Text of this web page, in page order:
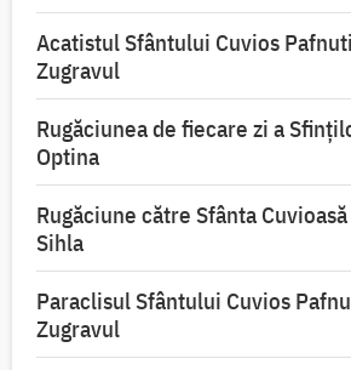
Acatistul Sfântului Cuvios
Zugravul
Rugăciunea de fiecare zi a
Optina
Rugăciune către Sfânta
Sihla
Paraclisul Sfântului Cuvios
Zugravul